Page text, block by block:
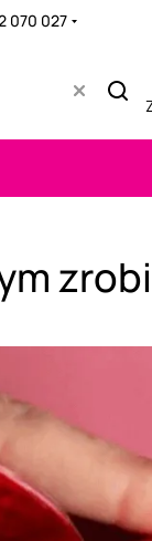
070 027